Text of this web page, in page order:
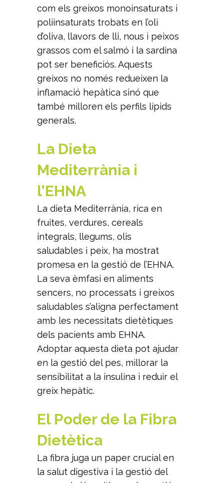
com els greixos monoinsaturats i
poliinsaturats trobats en l’oli
d’oliva, llavors de lli, nous i peixos
grassos com el salmó i la sardina
pot ser beneficiós. Aquests
greixos no només redueixen la
inflamació hepàtica sinó que
també milloren els perfils lípids
generals.
La Dieta
Mediterrània i
l’EHNA
La dieta Mediterrània, rica en
fruites, verdures, cereals
integrals, llegums, olis
saludables i peix, ha mostrat
promesa en la gestió de l’EHNA.
La seva èmfasi en aliments
sencers, no processats i greixos
saludables s’aligna perfectament
amb les necessitats dietètiques
dels pacients amb EHNA.
Adoptar aquesta dieta pot ajudar
en la gestió del pes, millorar la
sensibilitat a la insulina i reduir el
greix hepàtic.
El Poder de la Fibra
Dietètica
La fibra juga un paper crucial en
la salut digestiva i la gestió del